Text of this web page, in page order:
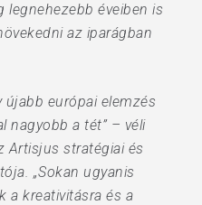
legnehezebb éveiben is
az iparágban
újabb európai elemzés
nagyobb a tét” – véli
Artisjus stratégiai és
„Sokan ugyanis
a kreativitásra és a